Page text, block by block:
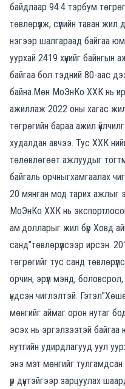
байдлаар 94.4 тэрбум
төвлөрүүлж, сүүлийн таван жил
нэгээр шалгараад байгаа
уурхай 2419 хүнийг байнгын
байгаа бол тэдний 80-аас
байна.Мөн МоЭнКо ХХК нь
ажиллаж 2022 оны хагас
төгрөгийн бараа ажил
худалдан авчээ. Тус ХХК
төлөвлөгөөт ажлуудыг
байгаль орчныгхамгаалах
20 мянган мод тарих ажлыг
МоЭнКо ХХК нь э
ам.долларыг жил бүр Ховд
санд”төвлөрүүлсээр ирсэн.
төгрөгийг тус санд төвлөрүүл
орчин, эрүүл мэнд, боловсрол,
үндсэн чиглэлтэй. Г
мөнгийг аймаг орон нутаг
эсэх нь эргэлзээтэй байгаа
нутгийн удирдлагууд уул
энэ мэт мөнгийг тулгамдсан
үр дүнтэйгээр зарцуулах